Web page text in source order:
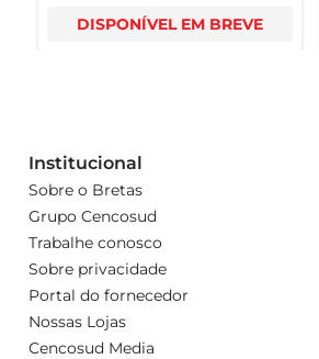
DISPONÍVEL EM BREVE
Institucional
Sobre o Bretas
Grupo Cencosud
Trabalhe conosco
Sobre privacidade
Portal do fornecedor
Nossas Lojas
Cencosud Media